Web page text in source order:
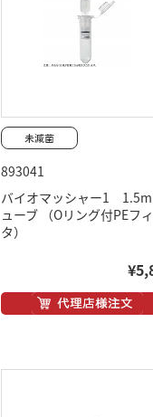
893041
バイオマッシャー1
ューブ （Oリング付PEフ
タ）